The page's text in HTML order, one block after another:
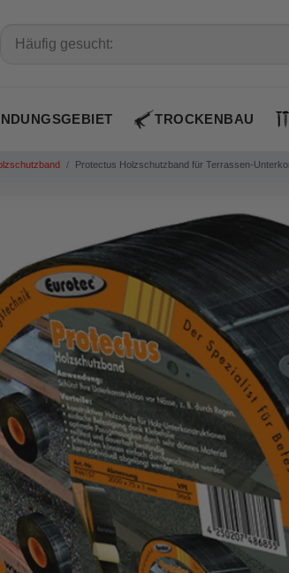
TROCKENBAU
Protectus Holzschutzband für Terrassen-